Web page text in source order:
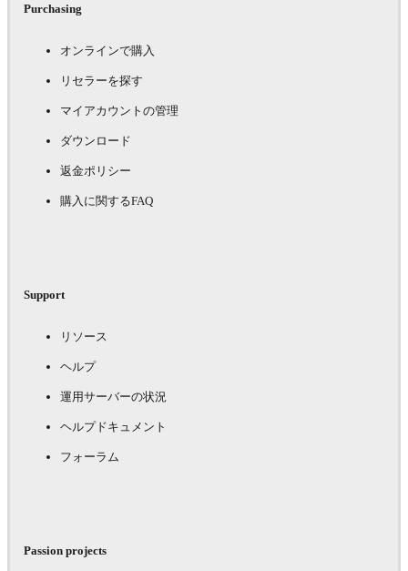
Purchasing
オンラインで購入
リセラーを探す
マイアカウントの管理
ダウンロード
返金ポリシー
購入に関するFAQ
Support
リソース
ヘルプ
運用サーバーの状況
ヘルプドキュメント
フォーラム
Passion projects